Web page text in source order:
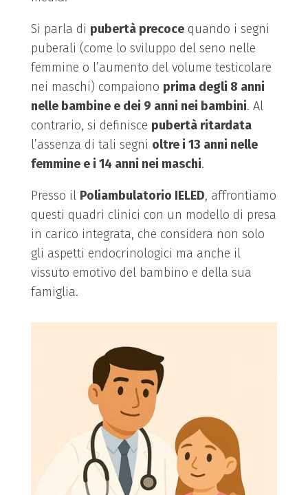
Si parla di pubertà precocequando i segni
puberali (come lo sviluppo del seno nelle
femmine o l’aumento del volume testicolare
nei maschi) compaiono prima degli 8 anni
nelle bambine e dei 9 anni nei bambini. Al
contrario, si definisce pubertà ritardata
l’assenza di tali segni oltre i 13 anni nelle
femmine e i 14 anni nei maschi.
Presso il Poliambulatorio IELED, affrontiamo
questi quadri clinici con un modello di presa
in carico integrata, che considera non solo
gli aspetti endocrinologici ma anche il
vissuto emotivo del bambino e della sua
famiglia.